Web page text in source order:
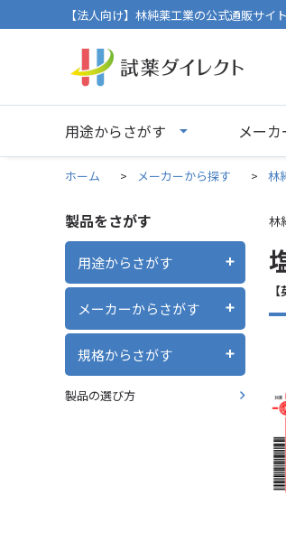
【法人向け】林純薬工業の公式通販サイト
用途からさがす メー
ホーム > メーカーから探す > 林
製品をさがす
用途からさがす
メーカーからさがす
規格からさがす
製品の選び方
林